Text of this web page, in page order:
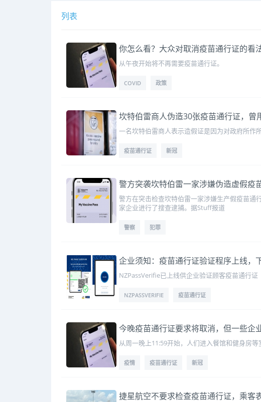
列表
你怎么看？大众对取消疫苗通行证的看
从午夜开始将不再需要疫苗通行证。
COVID 政策
坎特伯雷商人伪造30张疫苗通行证，曾
一名坎特伯雷商人表示造假证是因为对政府所作
疫苗通行证 新冠
警方突袭坎特伯雷一家涉嫌伪造虚假疫
警方在突击检查坎特伯雷一家涉嫌生产假疫苗
家企业进行了搜查逮捕。据Stuff报道
警察 犯罪
企业须知：疫苗通行证验证程序上线，
NZPassVerifie已上线供企业验证顾客疫苗通行证
NZPASSVERIFIE 疫苗通行证
今晚疫苗通行证要求将取消，但一些企
从周一晚上11:59开始，人们进入餐馆和健身房
疫情 疫苗通行证 新冠
捷星航空不要求检查疫苗通行证，乘客